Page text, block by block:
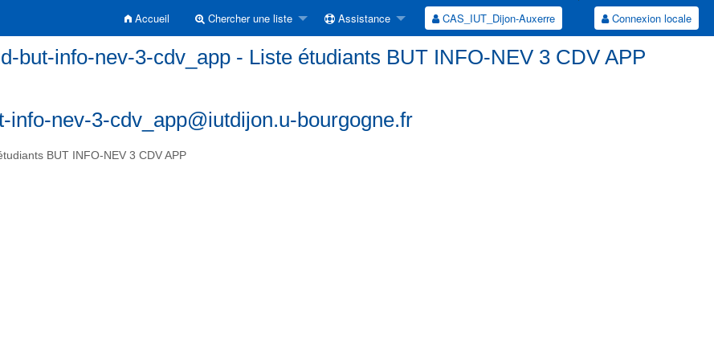
Accueil Chercher une liste Assistance CAS_IUT_Dijon-Auxerre Connexion locale
but-info-nev-3-cdv_app - Liste étudiants BUT INFO-NEV 3 CDV APP
info-nev-3-cdv_app@iutdijon.u-bourgogne.fr
BUT INFO-NEV 3 CDV APP